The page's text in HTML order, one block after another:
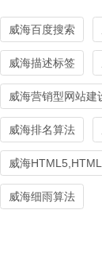
威海百度搜索
威海描述标签
威海营销型网站建
威海排名算法
威海HTML5,HTML
威海细雨算法